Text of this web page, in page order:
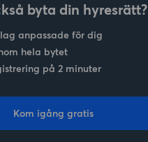
byta din hyresrätt?
anpassade för dig
hela bytet
på 2 minuter
Kom igång gratis